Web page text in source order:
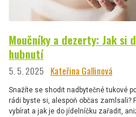
Moučníky a dezerty: Jak si
hubnutí
5. 5. 2025 Kateřina Gallinová
Snažíte se shodit nadbytečné tukové
rádi byste si, alespoň občas zamlsali?
vybírat a jak je do jídelníčku zařadit,